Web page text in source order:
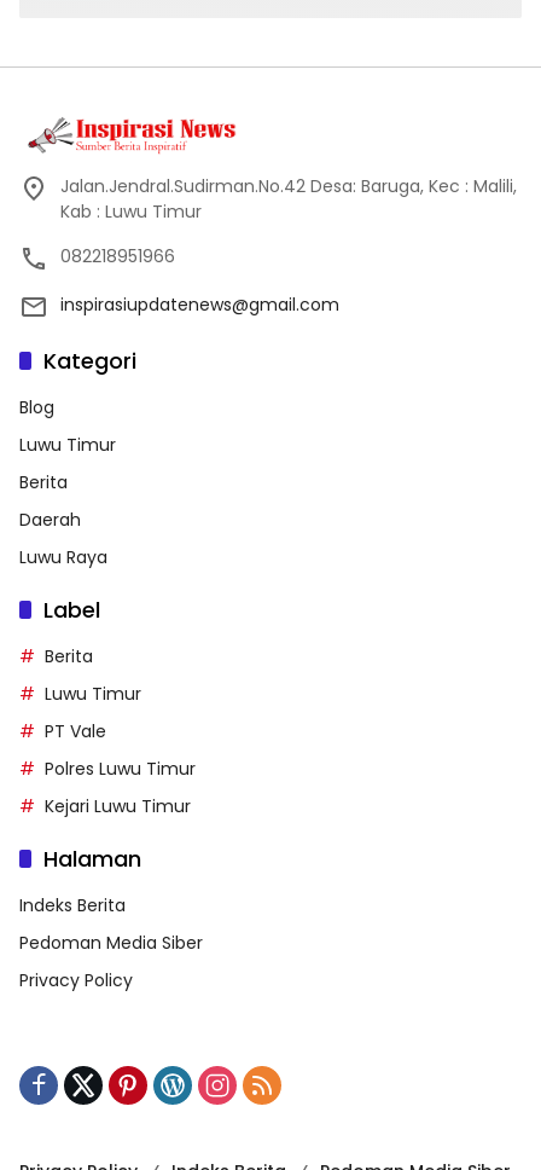
Jalan.Jendral.Sudirman.No.42 Desa: Baruga, Kec : Malili,
Kab : Luwu Timur
082218951966
inspirasiupdatenews@gmail.com
Kategori
Blog
Luwu Timur
Berita
Daerah
Luwu Raya
Label
Berita
Luwu Timur
PT Vale
Polres Luwu Timur
Kejari Luwu Timur
Halaman
Indeks Berita
Pedoman Media Siber
Privacy Policy